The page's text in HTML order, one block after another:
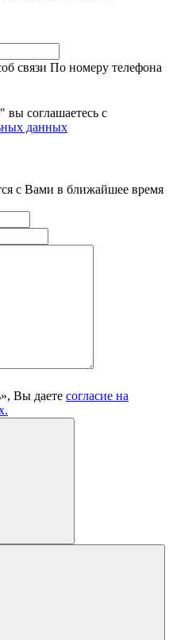
связи По номеру телефона
соглашаетесь с
данных
с Вами в ближайшее время
Вы даете согласие на